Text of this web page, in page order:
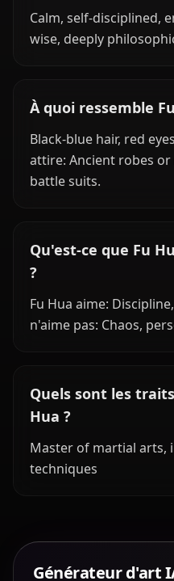
Calm, self-disciplined,
wise, deeply
À quoi ressemble
Black-blue hair, red
attire: Ancient robes
battle suits.
Qu'est-ce que Fu
?
Fu Hua aime:
n'aime pas: Chaos,
Quels sont les
Hua ?
Master of martial arts,
techniques
Générateur d'art